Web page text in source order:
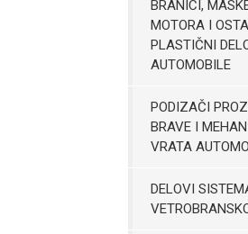
BRANICI,
MOTORA I
PLASTIČNI
AUTOMOBILE
PODIZAČI
BRAVE I
VRATA
DELOVI